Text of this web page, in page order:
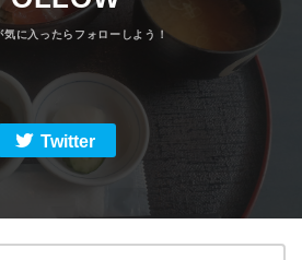
Twitter